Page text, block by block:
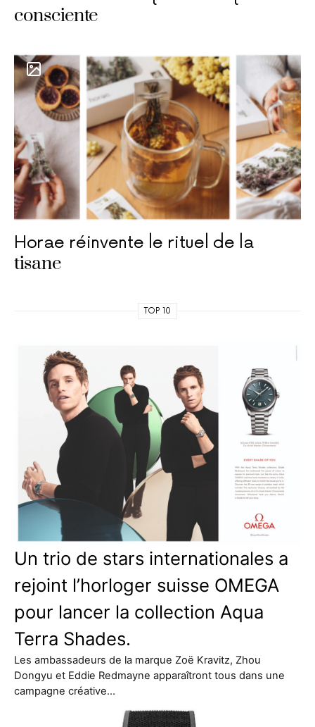
consciente
Horae réinvente le rituel de la
tisane
TOP 10
Un trio de stars internationales a
rejoint l’horloger suisse OMEGA
pour lancer la collection Aqua
Terra Shades.
Les ambassadeurs de la marque Zoë Kravitz, Zhou
Dongyu et Eddie Redmayne apparaîtront tous dans une
campagne créative…